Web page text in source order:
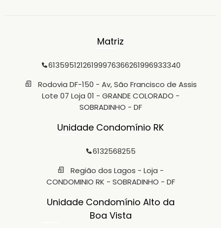
Matriz
61359512126199976366261996933340
Rodovia DF-150 - Av, São Francisco de Assis
Lote 07 Loja 01 - GRANDE COLORADO -
SOBRADINHO - DF
Unidade Condomínio RK
6132568255
Região dos Lagos - Loja -
CONDOMINIO RK - SOBRADINHO - DF
Unidade Condomínio Alto da
Boa Vista